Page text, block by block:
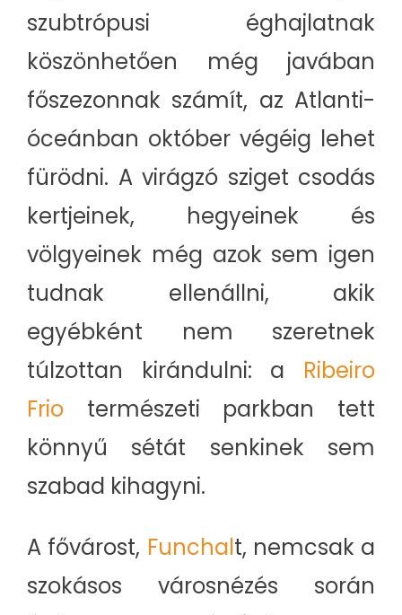
szubtrópusi éghajlatnak
köszönhetően még javában
főszezonnak számít, az Atlanti-
óceánban október végéig lehet
fürödni. A virágzó sziget csodás
kertjeinek, hegyeinek és
völgyeinek még azok sem igen
tudnak ellenállni, akik
egyébként nem szeretnek
túlzottan kirándulni: a Ribeiro
Frio természeti parkban tett
könnyű sétát senkinek sem
szabad kihagyni.
A fővárost, Funchalt, nemcsak a
szokásos városnézés során